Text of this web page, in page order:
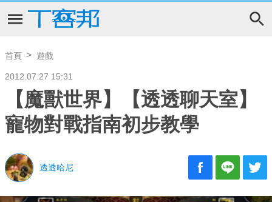
首頁 遊戲
2012.07.27 15:31
【魔獸世界】【透透聊天室】
寵物對戰指南初步教學
透透哈尼